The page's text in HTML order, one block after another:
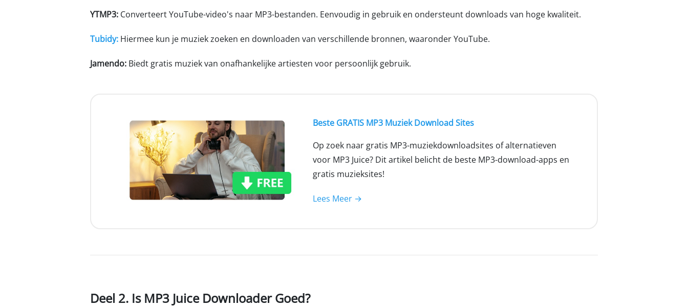
YTMP3: Converteert YouTube-video's naar MP3-bestanden. Eenvoudig in gebruik en ondersteunt downloads van hoge kwaliteit.
Tubidy: Hiermee kun je muziek zoeken en downloaden van verschillende bronnen, waaronder YouTube.
Jamendo: Biedt gratis muziek van onafhankelijke artiesten voor persoonlijk gebruik.
Beste GRATIS MP3 Muziek Download Sites
Op zoek naar gratis MP3-muziekdownloadsites of alternatieven
voor MP3 Juice? Dit artikel belicht de beste MP3-download-apps en
gratis muzieksites!
Lees Meer →
Deel 2. Is MP3 Juice Downloader Goed?